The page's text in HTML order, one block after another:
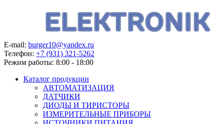
E-mail: burger10@yandex.ru
Телефон: +7 (931) 321-5262
Режим работы: 8:00 - 18:00
Каталог продукции
АВТОМАТИЗАЦИЯ
ДАТЧИКИ
ДИОДЫ И ТИРИСТОРЫ
ИЗМЕРИТЕЛЬНЫЕ ПРИБОРЫ